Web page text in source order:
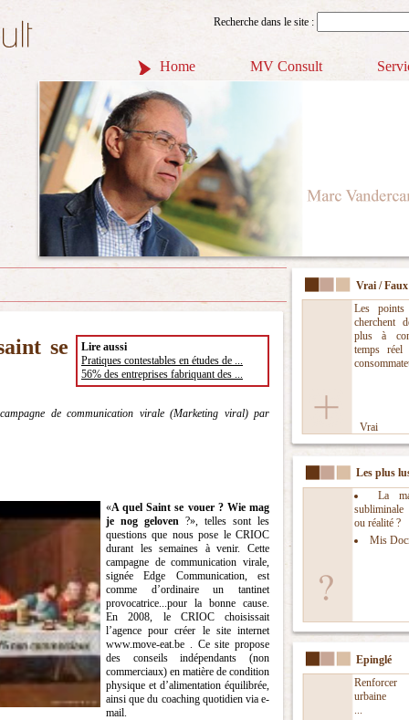
Recherche dans le site :
Home MV Consult
Vrai / Faux
Les
cherchent
plus à
temps
Vrai
Les plus
La
ou réalité ?
Mis
Epinglé
Renforcer
urbaine
...
se
Lire aussi
Pratiques contestables en études de ...
56% des entreprises fabriquant des ...
de communication virale (Marketing viral) par
«A quel Saint se vouer ? Wie mag
je nog geloven ?», telles sont les
questions que nous pose le CRIOC
durant les semaines à venir. Cette
campagne de communication virale,
signée Edge Communication, est
comme d’ordinaire un tantinet
provocatrice...pour la bonne cause.
En 2008, le CRIOC choisissait
l’agence pour créer le site internet
www.move-eat.be . Ce site propose
des conseils indépendants (non
commerciaux) en matière de condition
physique et d’alimentation équilibrée,
ainsi que du coaching quotidien via e-
mail.